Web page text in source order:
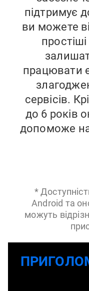
підтримує
ви можете
працювати
сервісів.
до 6 років
допоможе
*
Android та
можуть